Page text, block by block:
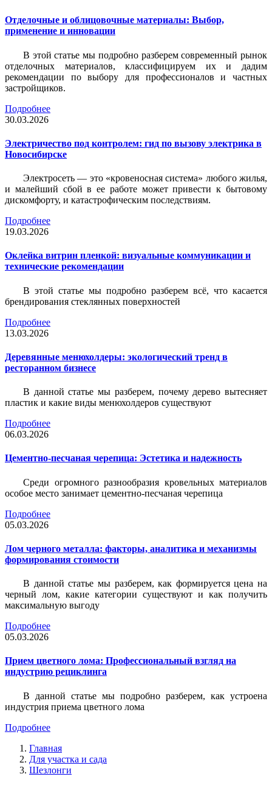
Отделочные и облицовочные материалы: Выбор,
применение и инновации
В этой статье мы подробно разберем современный рынок
отделочных материалов, классифицируем их и дадим
рекомендации по выбору для профессионалов и частных
застройщиков.
Подробнее
30.03.2026
Электричество под контролем: гид по вызову электрика в
Новосибирске
Электросеть — это «кровеносная система» любого жилья,
и малейший сбой в ее работе может привести к бытовому
дискомфорту, и катастрофическим последствиям.
Подробнее
19.03.2026
Оклейка витрин пленкой: визуальные коммуникации и
технические рекомендации
В этой статье мы подробно разберем всё, что касается
брендирования стеклянных поверхностей
Подробнее
13.03.2026
Деревянные менюхолдеры: экологический тренд в
ресторанном бизнесе
В данной статье мы разберем, почему дерево вытесняет
пластик и какие виды менюхолдеров существуют
Подробнее
06.03.2026
Цементно-песчаная черепица: Эстетика и надежность
Среди огромного разнообразия кровельных материалов
особое место занимает цементно-песчаная черепица
Подробнее
05.03.2026
Лом черного металла: факторы, аналитика и механизмы
формирования стоимости
В данной статье мы разберем, как формируется цена на
черный лом, какие категории существуют и как получить
максимальную выгоду
Подробнее
05.03.2026
Прием цветного лома: Профессиональный взгляд на
индустрию рециклинга
В данной статье мы подробно разберем, как устроена
индустрия приема цветного лома
Подробнее
Главная
Для участка и сада
Шезлонги